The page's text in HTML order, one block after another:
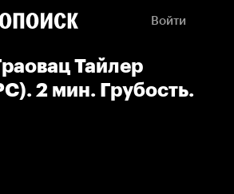
Войти
Тайлер
2 мин. Грубость.